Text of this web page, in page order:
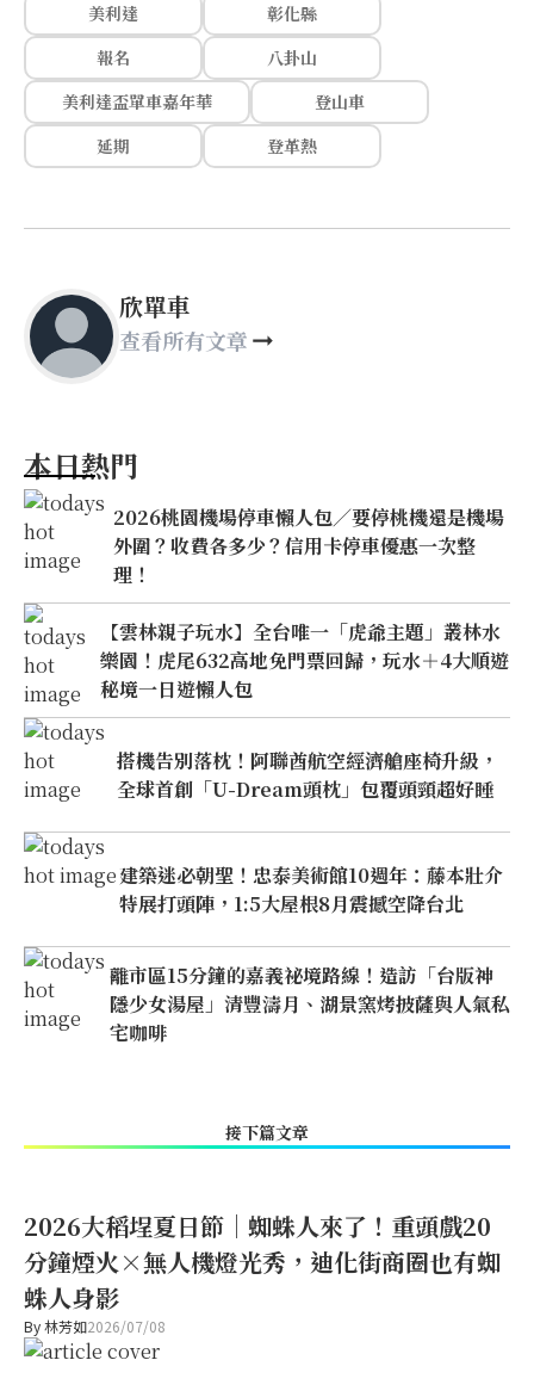
美利達
彰化縣
報名
八卦山
美利達盃單車嘉年華
登山車
延期
登革熱
欣單車
查看所有文章
本日熱門
2026桃園機場停車懶人包／要停桃機還是機場
外圍？收費各多少？信用卡停車優惠一次整
理！
【雲林親子玩水】全台唯一「虎爺主題」叢林水
樂園！虎尾632高地免門票回歸，玩水＋4大順遊
秘境一日遊懶人包
搭機告別落枕！阿聯酋航空經濟艙座椅升級，
全球首創「U-Dream頭枕」包覆頭頸超好睡
建築迷必朝聖！忠泰美術館10週年：藤本壯介
特展打頭陣，1:5大屋根8月震撼空降台北
離市區15分鐘的嘉義祕境路線！造訪「台版神
隱少女湯屋」清豐濤月、湖景窯烤披薩與人氣私
宅咖啡
接下篇文章
2026大稻埕夏日節｜蜘蛛人來了！重頭戲20
分鐘煙火×無人機燈光秀，迪化街商圈也有蜘
蛛人身影
By林芳如2026/07/08